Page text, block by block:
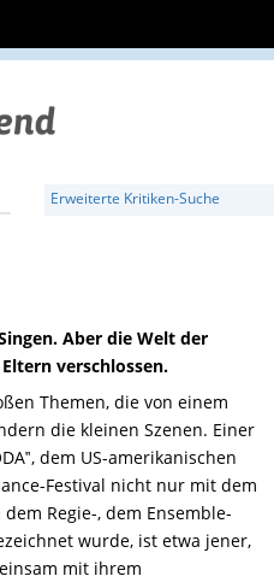
Erweiterte Kritiken-Suche
Aber die Welt der
verschlossen.
Themen, die von einem
die kleinen Szenen. Einer
dem US-amerikanischen
Festival nicht nur mit dem
Regie-, dem Ensemble-
wurde, ist etwa jener,
mit ihrem